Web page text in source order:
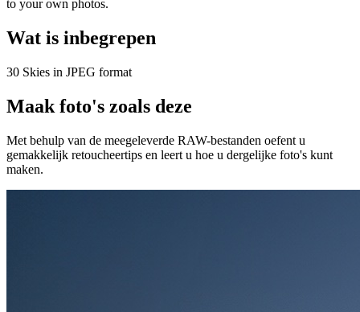
to your own photos.
Wat is inbegrepen
30 Skies in JPEG format
Maak foto's zoals deze
Met behulp van de meegeleverde RAW-bestanden oefent u
gemakkelijk retoucheertips en leert u hoe u dergelijke foto's kunt
maken.